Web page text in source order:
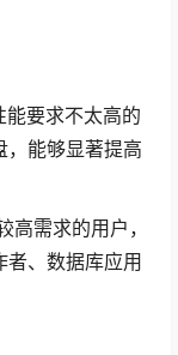
能要求不太高的
，能够显著提高
高需求的用户，
者、数据库应用